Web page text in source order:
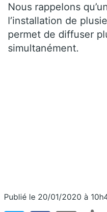
Nous rappelons
l’installation de
permet de diffuser
simultanément.
Publié le 20/01/2020 à